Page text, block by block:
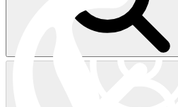
キャロウェイアパレルはこちら>>>